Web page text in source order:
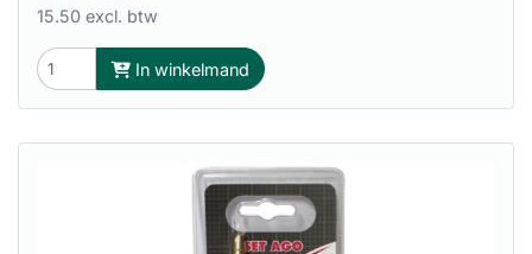
15.50 excl. btw
In winkelmand